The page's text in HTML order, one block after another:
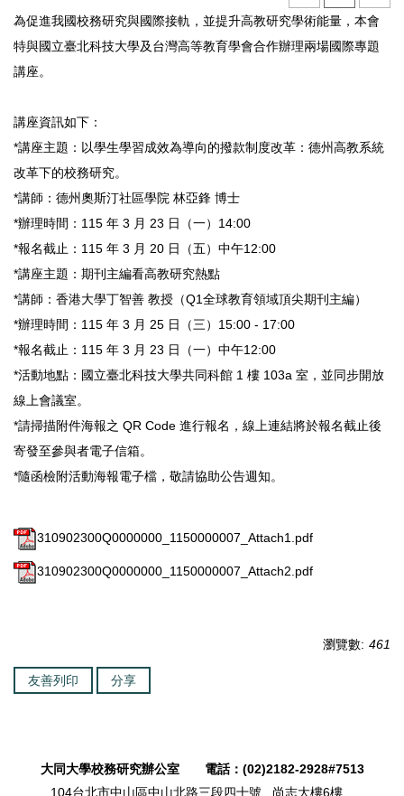
為促進我國校務研究與國際接軌，並提升高教研究學術能量，本會
特與國立臺北科技大學及台灣高等教育學會合作辦理兩場國際專題
講座。
講座資訊如下：
*講座主題：以學生學習成效為導向的撥款制度改革：德州高教系統
改革下的校務研究。
*講師：德州奧斯汀社區學院 林亞鋒 博士
*辦理時間：115 年 3 月 23 日（一）14:00
*報名截止：115 年 3 月 20 日（五）中午12:00
*講座主題：期刊主編看高教研究熱點
*講師：香港大學丁智善 教授（Q1全球教育領域頂尖期刊主編）
*辦理時間：115 年 3 月 25 日（三）15:00 - 17:00
*報名截止：115 年 3 月 23 日（一）中午12:00
*活動地點：國立臺北科技大學共同科館 1 樓 103a 室，並同步開放
線上會議室。
*請掃描附件海報之 QR Code 進行報名，線上連結將於報名截止後
寄發至參與者電子信箱。
*隨函檢附活動海報電子檔，敬請協助公告週知。
310902300Q0000000_1150000007_Attach1.pdf
310902300Q0000000_1150000007_Attach2.pdf
瀏覽數: 461
友善列印 分享
大同大學校務研究辦公室 電話：(02)2182-2928#7513
104台北市中山區中山北路三段四十號 尚志大樓6樓